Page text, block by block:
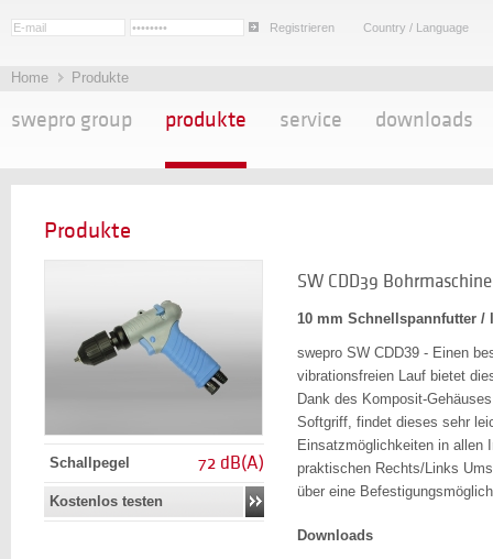
Registrieren Country / Language
Home Produkte
swepro group produkte service downloads
Produkte
Schallpegel 72 dB(A)
Kostenlos testen
SW CDD39 Bohrmaschine
10 mm Schnellspannfutter /
swepro SW CDD39 - Einen
vibrationsfreien Lauf bietet
Dank des Komposit-
Softgriff, findet dieses sehr
Einsatzmöglichkeiten in allen
praktischen Rechts/Links
über eine
Downloads